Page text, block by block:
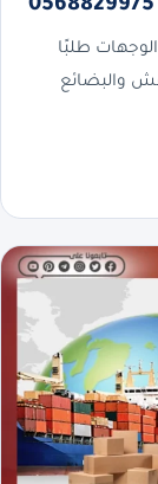
طلبًا
والبضائع